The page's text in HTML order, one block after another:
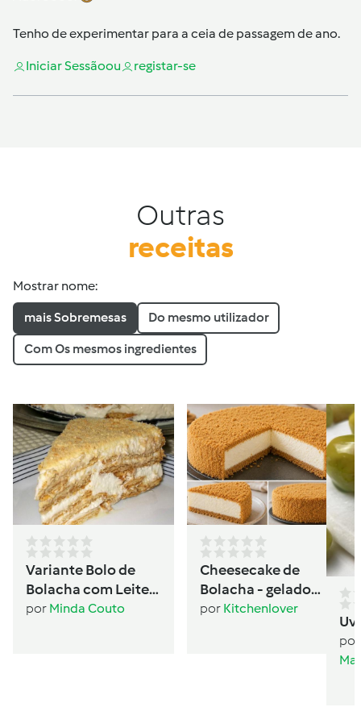
Tenho de experimentar para a ceia de passagem de ano.
Iniciar Sessãoou registar-se
Outras
receitas
Mostrar nome:
mais Sobremesas Do mesmo utilizador
Com Os mesmos ingredientes
Variante Bolo de
Bolacha com Leite
Condensado
por Minda Couto
Cheesecake de
Bolacha - gelado
sanduíche
por Kitchenlover
por